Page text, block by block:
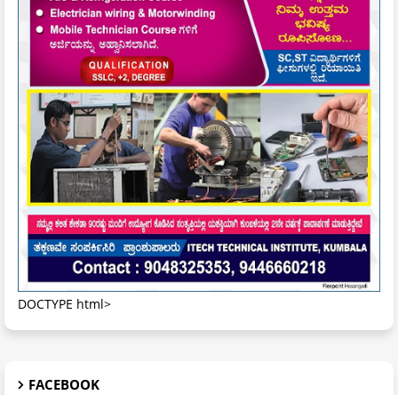
DOCTYPE html>
FACEBOOK